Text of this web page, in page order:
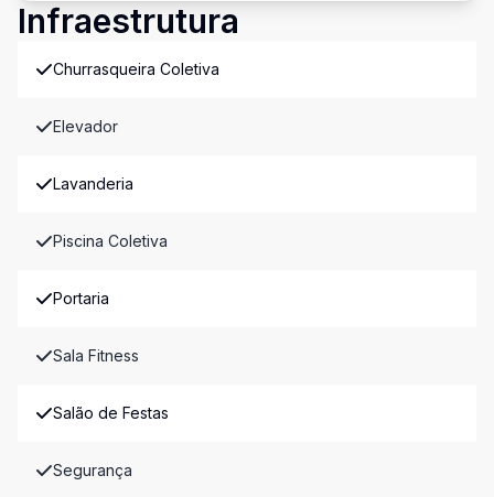
Infraestrutura
Churrasqueira Coletiva
Elevador
Lavanderia
Piscina Coletiva
Portaria
Sala Fitness
Salão de Festas
Segurança